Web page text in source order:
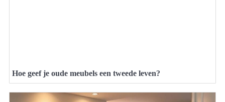
Hoe geef je oude meubels een tweede leven?